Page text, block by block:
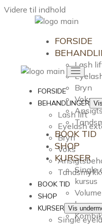
Videre til indhold
FORSIDE
Lash
Bryn
Voks
BOOK TID
SHOP
KURSER
Single
kursus
kursus
FORSIDE
BEHANDLINGER
Lash lift
Eyelash
Bryn
Voks
BOOK TID
SHOP
KURSER Vis
Single